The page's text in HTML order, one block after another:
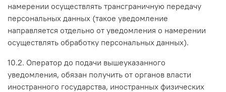
намерении осуществлять трансграничную передачу
персональных данных (такое уведомление
направляется отдельно от уведомления о намерении
осуществлять обработку персональных данных).
10.2. Оператор до подачи вышеуказанного
уведомления, обязан получить от органов власти
иностранного государства, иностранных физических